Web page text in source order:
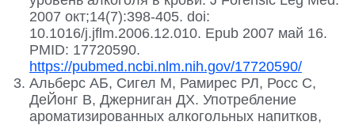
2007 окт;14(7):398-405. doi:
10.1016/j.jflm.2006.12.010. Epub 2007 май 16.
PMID: 17720590.
https://pubmed.ncbi.nlm.nih.gov/17720590/
Альберс АБ, Сигел М, Рамирес РЛ, Росс С,
ДеЙонг В, Джерниган ДХ. Употребление
ароматизированных алкогольных напитков,